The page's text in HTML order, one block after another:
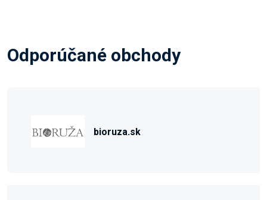
Odporúčané obchody
bioruza.sk